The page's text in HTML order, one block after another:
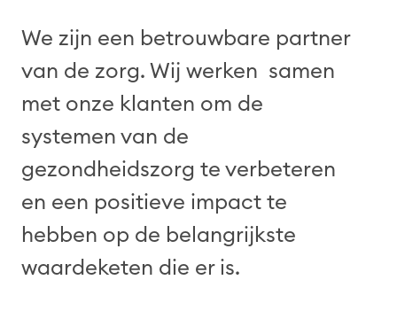
We zijn een betrouwbare partner
van de zorg. Wij werken samen
met onze klanten om de
systemen van de
gezondheidszorg te verbeteren
en een positieve impact te
hebben op de belangrijkste
waardeketen die er is.